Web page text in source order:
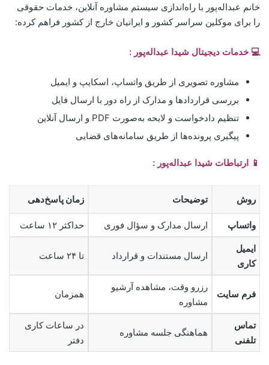
خانم عبداله‌پور با راه‌اندازی سیستم مشاوره آنلاین، خدمات حقوقی
را برای موکلین سراسر کشور و ایرانیان خارج از کشور فراهم کرده:
💻 خدمات دیجیتال شیدا عبداله‌پور :
مشاوره تصویری از طریق واتساپ، اسکایپ و ایمیل
بررسی قراردادها و مدارک از راه دور با ارسال فایل
تنظیم دادخواست و لایحه به‌صورت PDF و ارسال آنلاین
پیگیری پرونده‌ها از طریق سامانه‌های قضایی
📱 ارتباطات شیدا عبداله‌پور :
روش توضیحات زمان پاسخ‌دهی
واتساپ ارسال مدارک و سؤال فوری حداکثر ۱۲ ساعت
ایمیل
کاری
ارسال مستندات و قرارداد تا ۲۴ ساعت
فرم سایت
رزرو وقت، مشاهده آرشیو
مشاوره
همزمان
تماس
تلفنی
هماهنگی جلسه مشاوره
در ساعات کاری
دفتر